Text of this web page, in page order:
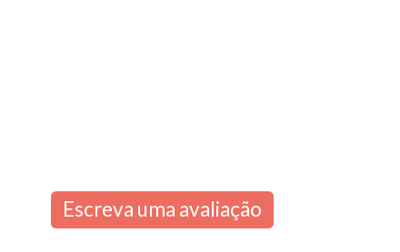
Escreva uma avaliação